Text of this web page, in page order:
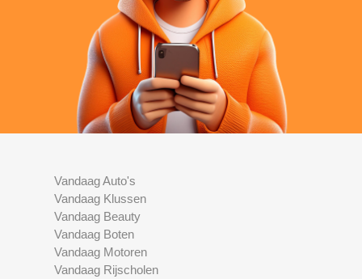
Vandaag Auto's
Vandaag Klussen
Vandaag Beauty
Vandaag Boten
Vandaag Motoren
Vandaag Rijscholen